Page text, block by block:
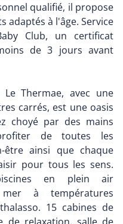
qualifié, il propose
adaptés à l'âge. Service
Club, un certificat
de 3 jours avant
Thermae, avec une
carrés, est une oasis
choyé par des mains
de toutes les
ainsi que chaque
pour tous les sens.
en plein air
à températures
15 cabines de